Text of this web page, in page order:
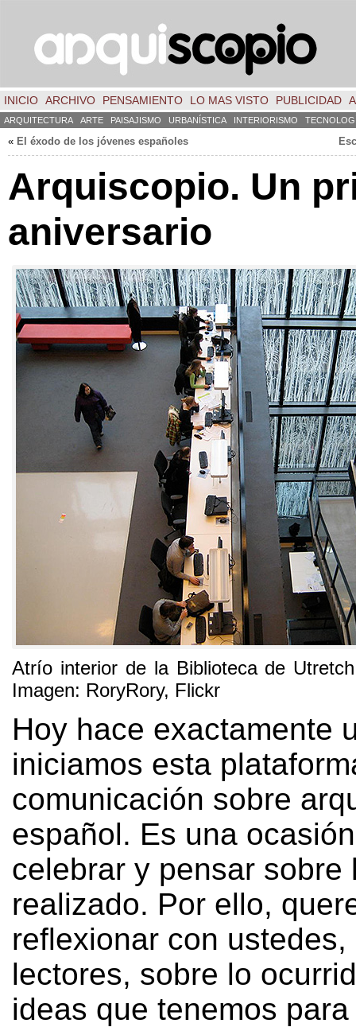
INICIO ARCHIVO PENSAMIENTO LO MAS VISTO PUBLICIDAD
ARQUITECTURA ARTE PAISAJISMO URBANÍSTICA INTERIORISMO
« El éxodo de los jóvenes españoles
Arquiscopio. Un
aniversario
Atrío interior de la Biblioteca de
Imagen: RoryRory, Flickr
Hoy hace exactamente
iniciamos esta
comunicación sobre
español. Es una
celebrar y pensar sobre
realizado. Por ello,
reflexionar con
lectores, sobre lo
ideas que tenemos